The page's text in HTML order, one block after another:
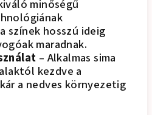
minőségű
színek hosszú ideig
maradnak.
– Alkalmas sima
kezdve a
a nedves környezetig